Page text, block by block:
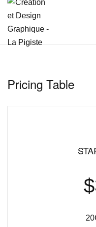
Pricing Table